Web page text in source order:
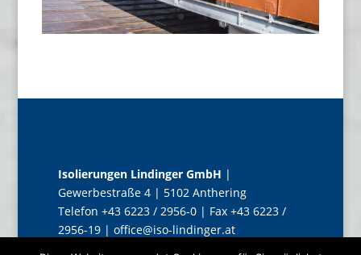
Isolierungen Lindinger GmbH |
Gewerbestraße 4 | 5102 Anthering
Telefon +43 6223 / 2956-0 | Fax +43 6223 /
2956-19 | office@iso-lindinger.at